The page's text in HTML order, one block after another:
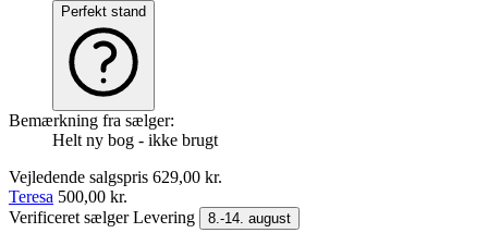
Perfekt stand
Bemærkning fra sælger:
Helt ny bog - ikke brugt
Vejledende salgspris 629,00 kr.
Teresa 500,00 kr.
Verificeret sælgerLevering 8.-14. august